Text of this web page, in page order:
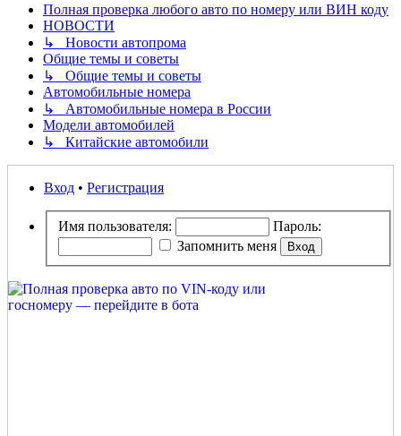
Полная проверка любого авто по номеру или ВИН коду
НОВОСТИ
↳ Новости автопрома
Общие темы и советы
↳ Общие темы и советы
Автомобильные номера
↳ Автомобильные номера в России
Модели автомобилей
↳ Китайские автомобили
Вход • Регистрация
Имя пользователя:
Пароль:
Запомнить меня